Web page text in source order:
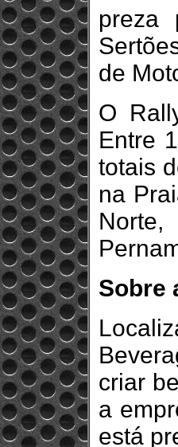
preza
de
O
Entre
totais
na
Sobre
criar
a
está